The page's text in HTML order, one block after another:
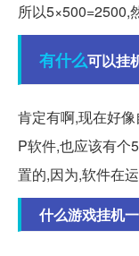
所以5×500=2500,
有什么可以挂
肯定有啊,现在好
P软件,也应该有个
置的,因为,软件在
什么游戏挂机